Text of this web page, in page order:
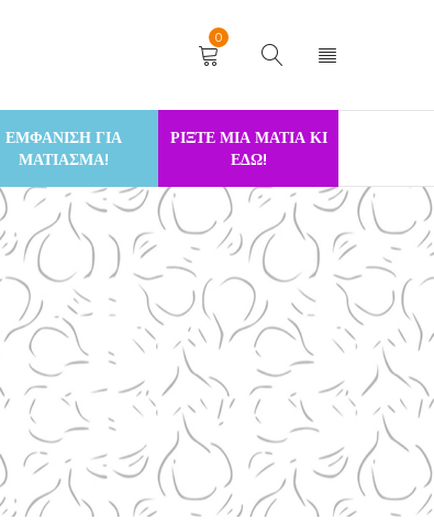
0
ΕΜΦΑΝΙΣΗ ΓΙΑ
ΜΑΤΙΑΣΜΑ!
ΡΙΞΤΕ ΜΙΑ ΜΑΤΙΑ ΚΙ
ΕΔΩ!